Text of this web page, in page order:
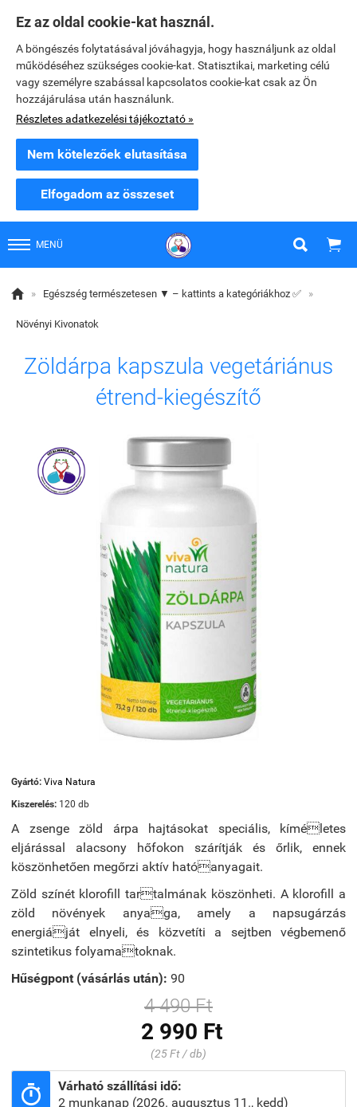
Ez az oldal cookie-kat használ.
A böngészés folytatásával jóváhagyja, hogy használjunk az oldal
működéséhez szükséges cookie-kat. Statisztikai, marketing célú
vagy személyre szabással kapcsolatos cookie-kat csak az Ön
hozzájárulása után használunk.
Részletes adatkezelési tájékoztató »
Nem kötelezőek elutasítása
Elfogadom az összeset
MENÜ  
 » Egészség természetesen ▼ – kattints a kategóriákhoz ✅ »
Növényi Kivonatok
Zöldárpa kapszula vegetáriánus
étrend-kiegészítő
Gyártó: Viva Natura
Kiszerelés: 120 db
A zsenge zöld árpa hajtásokat speciális, kíméletes
eljárással alacsony hőfokon szárítják és őrlik, ennek
köszönhetően megőrzi aktív hatóanyagait.
Zöld színét klorofill tartalmának köszönheti. A klorofill a
zöld növények anyaga, amely a napsugárzás
energiáját elnyeli, és közvetíti a sejtben végbemenő
szintetikus folyamatoknak.
Hűségpont (vásárlás után): 90
4 490 Ft
2 990 Ft
(25 Ft / db)

Várható szállítási idő:
2 munkanap (2026. augusztus 11., kedd)